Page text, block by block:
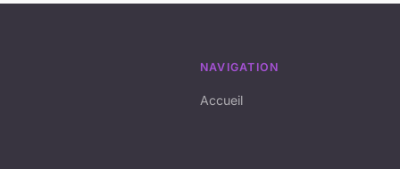
NAVIGATION
Accueil